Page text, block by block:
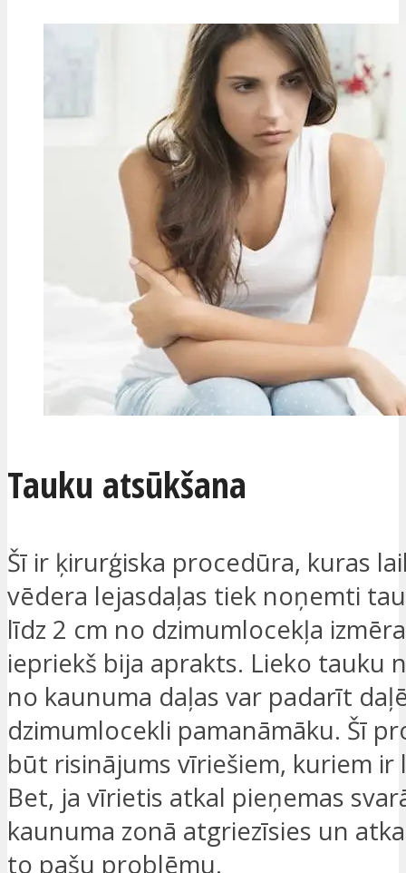
Tauku atsūkšana
Šī ir ķirurģiska procedūra, kuras
vēdera lejasdaļas tiek noņemti
līdz 2 cm no dzimumlocekļa
iepriekš bija aprakts. Lieko tauku
no kaunuma daļas var padarīt
dzimumlocekli pamanāmāku. Šī
būt risinājums vīriešiem, kuriem ir
Bet, ja vīrietis atkal pieņemas
kaunuma zonā atgriezīsies un
to pašu problēmu.